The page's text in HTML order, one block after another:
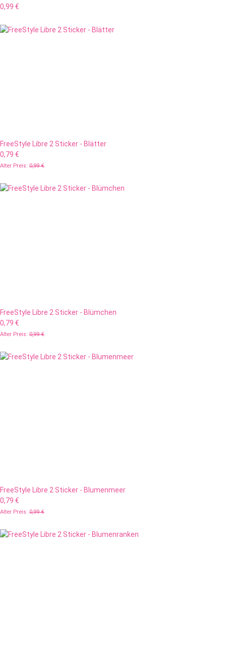
0,99 €
FreeStyle Libre 2 Sticker - Blätter
0,79 €
Alter Preis: 0,99 €
FreeStyle Libre 2 Sticker - Blümchen
0,79 €
Alter Preis: 0,99 €
FreeStyle Libre 2 Sticker - Blumenmeer
0,79 €
Alter Preis: 0,99 €